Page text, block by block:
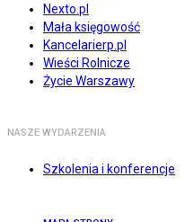
Nexto.pl
Mała księgowość
Kancelarierp.pl
Wieści Rolnicze
Życie Warszawy
NASZE WYDARZENIA
Szkolenia i konferencje